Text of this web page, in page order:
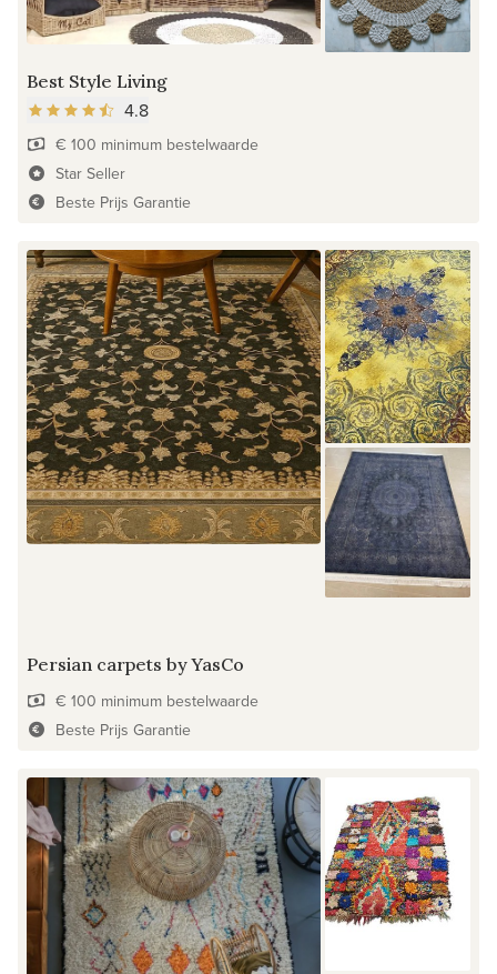
Best Style Living
4.8
€ 100 minimum bestelwaarde
Star Seller
Beste Prijs Garantie
Persian carpets by YasCo
€ 100 minimum bestelwaarde
Beste Prijs Garantie